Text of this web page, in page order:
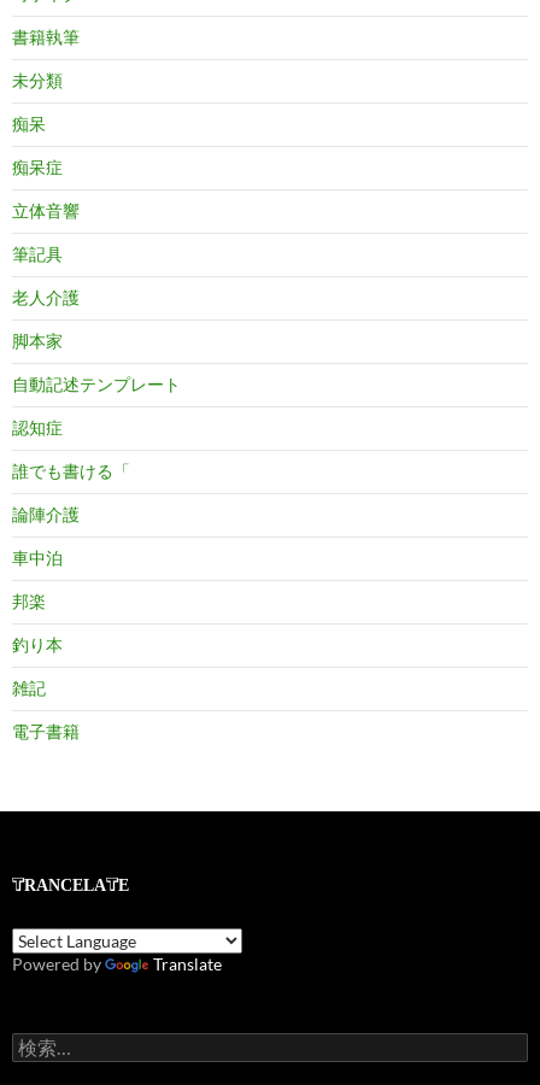
書籍執筆
未分類
痴呆
痴呆症
立体音響
筆記具
老人介護
脚本家
自動記述テンプレート
認知症
誰でも書ける「
論陣介護
車中泊
邦楽
釣り本
雑記
電子書籍
TRANCELATE
Powered by Translate
検
索: